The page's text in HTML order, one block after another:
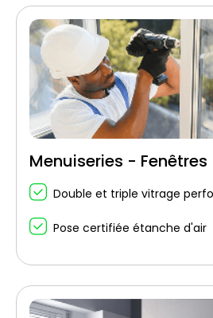
Menuiseries -
Double et triple vitrage
Pose certifiée étanche d'air